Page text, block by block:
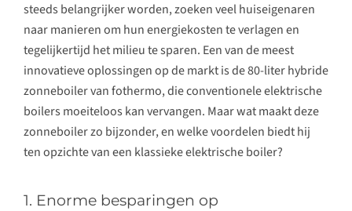
steeds belangrijker worden, zoeken veel huiseigenaren
naar manieren om hun energiekosten te verlagen en
tegelijkertijd het milieu te sparen. Een van de meest
innovatieve oplossingen op de markt is de 80-liter hybride
zonneboiler van fothermo, die conventionele elektrische
boilers moeiteloos kan vervangen. Maar wat maakt deze
zonneboiler zo bijzonder, en welke voordelen biedt hij
ten opzichte van een klassieke elektrische boiler?
1. Enorme besparingen op